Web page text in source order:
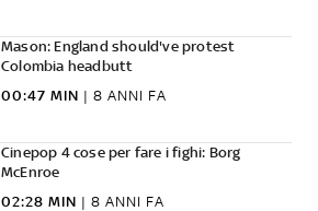
Mason: England should've protest
Colombia headbutt
00:47 MIN | 8 ANNI FA
Cinepop 4 cose per fare i fighi: Borg
McEnroe
02:28 MIN | 8 ANNI FA